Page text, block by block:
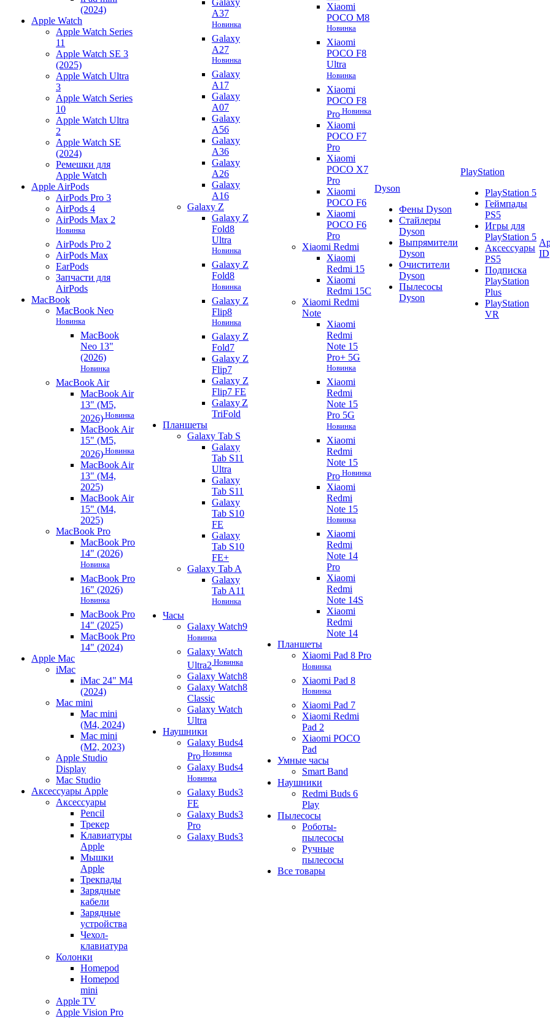
(2024)
Apple Watch
Apple Watch Series
11
Apple Watch SE 3
(2025)
Apple Watch Ultra
3
Apple Watch Series
10
Apple Watch Ultra
2
Apple Watch SE
(2024)
Ремешки для
Apple Watch
Apple AirPods
AirPods Pro 3
AirPods 4
AirPods Max 2
Новинка
AirPods Pro 2
AirPods Max
EarPods
Запчасти для
AirPods
MacBook
MacBook Neo
Новинка
MacBook
Neo 13"
(2026)
Новинка
MacBook Air
MacBook Air
13" (M5,
2026) Новинка
MacBook Air
15" (M5,
2026) Новинка
MacBook Air
13" (M4,
2025)
MacBook Air
15" (M4,
2025)
MacBook Pro
MacBook Pro
14" (2026)
Новинка
MacBook Pro
16" (2026)
Новинка
MacBook Pro
14" (2025)
MacBook Pro
14" (2024)
Apple Mac
iMac
iMac 24" M4
(2024)
Mac mini
Mac mini
(M4, 2024)
Mac mini
(M2, 2023)
Apple Studio
Display
Mac Studio
Аксессуары Apple
Аксессуары
Pencil
Трекер
Клавиатуры
Apple
Мышки
Apple
Трекпады
Зарядные
кабели
Зарядные
устройства
Чехол-
клавиатура
Колонки
Homepod
Homepod
mini
Apple TV
Apple Vision Pro
Galaxy
A37
Новинка
Galaxy
A27
Новинка
Galaxy
A17
Galaxy
A07
Galaxy
A56
Galaxy
A36
Galaxy
A26
Galaxy
A16
Galaxy Z
Galaxy Z
Fold8
Ultra
Новинка
Galaxy Z
Fold8
Новинка
Galaxy Z
Flip8
Новинка
Galaxy Z
Fold7
Galaxy Z
Flip7
Galaxy Z
Flip7 FE
Galaxy Z
TriFold
Планшеты
Galaxy Tab S
Galaxy
Tab S11
Ultra
Galaxy
Tab S11
Galaxy
Tab S10
FE
Galaxy
Tab S10
FE+
Galaxy Tab A
Galaxy
Tab A11
Новинка
Часы
Galaxy Watch9
Новинка
Galaxy Watch
Ultra2 Новинка
Galaxy Watch8
Galaxy Watch8
Classic
Galaxy Watch
Ultra
Наушники
Galaxy Buds4
Pro Новинка
Galaxy Buds4
Новинка
Galaxy Buds3
FE
Galaxy Buds3
Pro
Galaxy Buds3
Xiaomi
POCO M8
Новинка
Xiaomi
POCO F8
Ultra
Новинка
Xiaomi
POCO F8
Pro Новинка
Xiaomi
POCO F7
Pro
Xiaomi
POCO X7
Pro
Xiaomi
POCO F6
Xiaomi
POCO F6
Pro
Xiaomi Redmi
Xiaomi
Redmi 15
Xiaomi
Redmi 15C
Xiaomi Redmi
Note
Xiaomi
Redmi
Note 15
Pro+ 5G
Новинка
Xiaomi
Redmi
Note 15
Pro 5G
Новинка
Xiaomi
Redmi
Note 15
Pro Новинка
Xiaomi
Redmi
Note 15
Новинка
Xiaomi
Redmi
Note 14
Pro
Xiaomi
Redmi
Note 14S
Xiaomi
Redmi
Note 14
Планшеты
Xiaomi Pad 8 Pro
Новинка
Xiaomi Pad 8
Новинка
Xiaomi Pad 7
Xiaomi Redmi
Pad 2
Xiaomi POCO
Pad
Умные часы
Smart Band
Наушники
Redmi Buds 6
Play
Пылесосы
Роботы-
пылесосы
Ручные
пылесосы
Все товары
Dyson
Фены Dyson
Стайлеры
Dyson
Выпрямители
Dyson
Очистители
Dyson
Пылесосы
Dyson
PlayStation
PlayStation 5
Геймпады
PS5
Игры для
PlayStation 5
Аксессуары
PS5
Подписка
PlayStation
Plus
PlayStation
VR
ID